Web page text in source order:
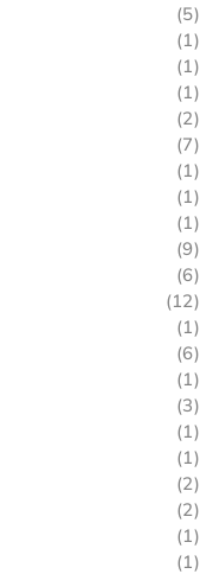
(5)
(1)
(1)
(1)
(2)
(7)
(1)
(1)
(1)
(9)
(6)
(12)
(1)
(6)
(1)
(3)
(1)
(1)
(2)
(2)
(1)
(1)